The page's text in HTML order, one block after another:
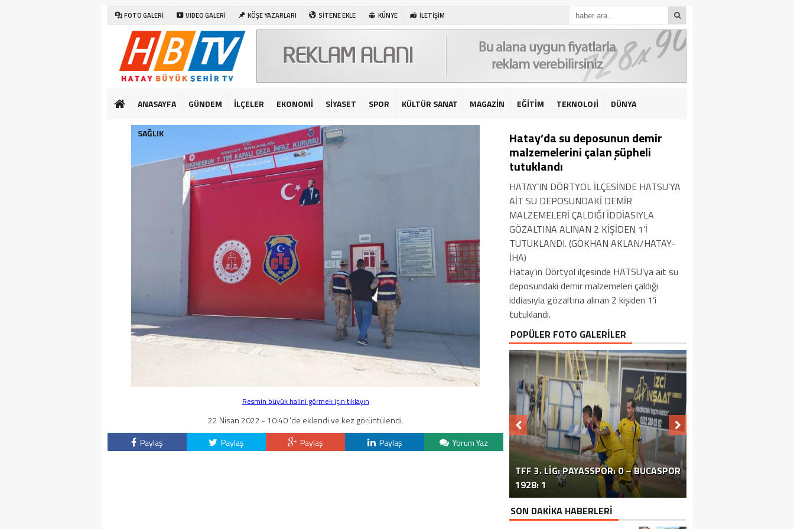
FOTO GALERİ VIDEO GALERİ KÖŞE YAZARLARI SİTENE EKLE KÜNYE İLETİŞİM
ANASAYFA GÜNDEM İLÇELER EKONOMİ SİYASET SPOR KÜLTÜR SANAT MAGAZİN EĞİTİM TEKNOLOJİ DÜNYA
SAĞLIK
Resmin büyük halini görmek için tıklayın
22 Nisan 2022 - 10:40 'de eklendi ve kez görüntülendi.
Paylaş
Paylaş Paylaş Paylaş Yorum Yaz
Hatay’da su deposunun demir
malzemelerini çalan şüpheli
tutuklandı
HATAY’IN DÖRTYOL İLÇESİNDE HATSU’YA
AİT SU DEPOSUNDAKİ DEMİR
MALZEMELERİ ÇALDIĞI İDDİASIYLA
GÖZALTINA ALINAN 2 KİŞİDEN 1’İ
TUTUKLANDI. (GÖKHAN AKLAN/HATAY-
İHA)
Hatay’ın Dörtyol ilçesinde HATSU’ya ait su
deposundaki demir malzemeleri çaldığı
iddiasıyla gözaltına alınan 2 kişiden 1’i
tutuklandı.
POPÜLER FOTO GALERİLER
ERZİNLİ ÇİFTÇİLERE GIDA VE
TURUNÇGİL EĞİTİMİ VERİLDİ
HATAY’DAKI ÇATIŞMA VE PATLAMA:
BÖLGEDE OPERASYON SÜRÜYOR
TFF 3. LIG: PAYASSPOR: 0 – BUCASPOR
1928: 1
SİVİL TOPLUM ÖRGÜTLERİ ORTAK
BASIN TOPLANTISI FOTOĞRAF
SON DAKİKA HABERLERİ